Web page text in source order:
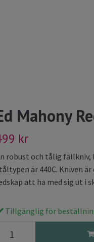
Mahony
kr
robust och tålig
är 440C. Kniven
att ha med sig ut i
Tillgänglig för